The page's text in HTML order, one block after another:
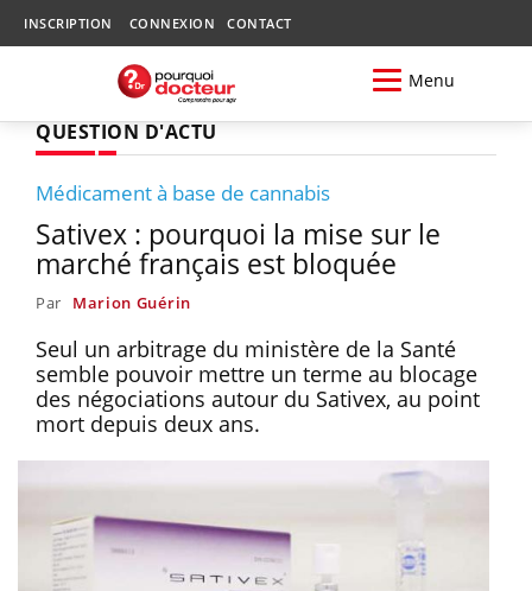
INSCRIPTION CONNEXION CONTACT
Menu
QUESTION D'ACTU
Médicament à base de cannabis
Sativex : pourquoi la mise sur le
marché français est bloquée
Par Marion Guérin
Seul un arbitrage du ministère de la Santé
semble pouvoir mettre un terme au blocage
des négociations autour du Sativex, au point
mort depuis deux ans.